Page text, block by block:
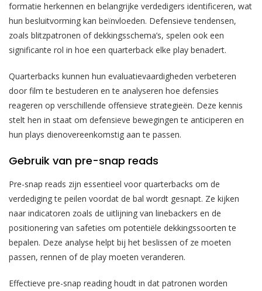
formatie herkennen en belangrijke verdedigers identificeren, wat
hun besluitvorming kan beïnvloeden. Defensieve tendensen,
zoals blitzpatronen of dekkingsschema’s, spelen ook een
significante rol in hoe een quarterback elke play benadert.
Quarterbacks kunnen hun evaluatievaardigheden verbeteren
door film te bestuderen en te analyseren hoe defensies
reageren op verschillende offensieve strategieën. Deze kennis
stelt hen in staat om defensieve bewegingen te anticiperen en
hun plays dienovereenkomstig aan te passen.
Gebruik van pre-snap reads
Pre-snap reads zijn essentieel voor quarterbacks om de
verdediging te peilen voordat de bal wordt gesnapt. Ze kijken
naar indicatoren zoals de uitlijning van linebackers en de
positionering van safeties om potentiële dekkingssoorten te
bepalen. Deze analyse helpt bij het beslissen of ze moeten
passen, rennen of de play moeten veranderen.
Effectieve pre-snap reading houdt in dat patronen worden